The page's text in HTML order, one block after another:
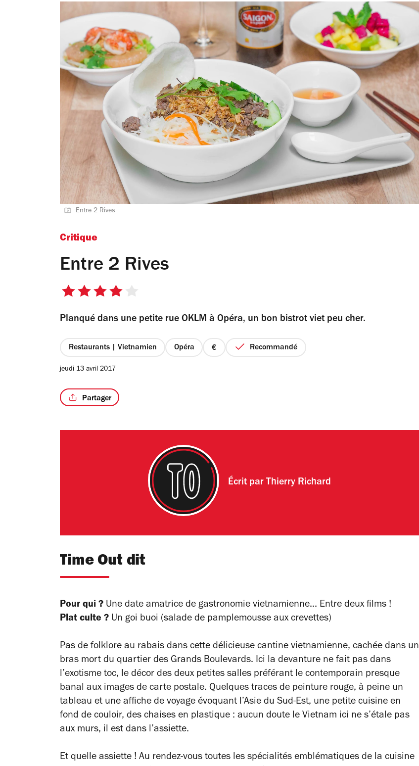
Entre 2 Rives
Critique
Entre 2 Rives
4
5
Planqué dans une petite rue OKLM à Opéra, un bon bistrot viet peu cher.
Restaurants | Vietnamien Opéra
prix
Recommandé
jeudi 13 avril 2017
Partager
Écrit par Thierry Richard
Time Out dit
Pour qui ? Une date amatrice de gastronomie vietnamienne... Entre deux films !
Plat culte ? Un goi buoi (salade de pamplemousse aux crevettes)
Pas de folklore au rabais dans cette délicieuse cantine vietnamienne, cachée dans un
bras mort du quartier des Grands Boulevards. Ici la devanture ne fait pas dans
l’exotisme toc, le décor des deux petites salles préférant le contemporain presque
banal aux images de carte postale. Quelques traces de peinture rouge, à peine un
tableau et une affiche de voyage évoquant l’Asie du Sud-Est, une petite cuisine en
fond de couloir, des chaises en plastique : aucun doute le Vietnam ici ne s’étale pas
aux murs, il est dans l’assiette.
Et quelle assiette ! Au rendez-vous toutes les spécialités emblématiques de la cuisine